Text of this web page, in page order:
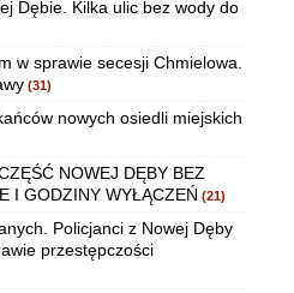
Dębie. Kilka ulic bez wody do
w sprawie secesji Chmielowa.
(31)
nowych osiedli miejskich
NOWEJ DĘBY BEZ
I GODZINY WYŁĄCZEŃ (21)
Policjanci z Nowej Dęby
przestępczości